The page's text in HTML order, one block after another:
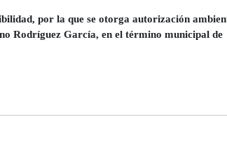
por la que se otorga autorización
Rodríguez García, en el término municipal de